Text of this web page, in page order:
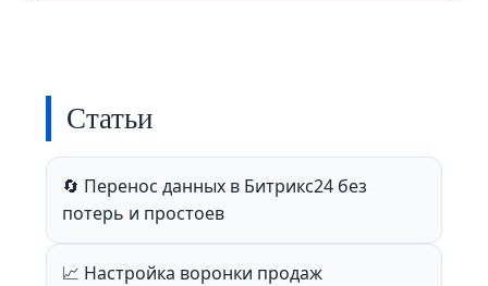
Статьи
🔄 Перенос данных в Битрикс24 без
потерь и простоев
📈 Настройка воронки продаж